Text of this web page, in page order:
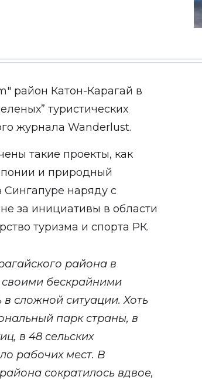
район Катон-Карагай в
туристических
журнала Wanderlust.
такие проекты, как
и природный
наряду с
за инициативы в области
туризма и спорта РК.
района в
своими бескрайними
сложной ситуации. Хоть
парк страны, в
в 48 сельских
рабочих мест. В
сократилось вдвое,